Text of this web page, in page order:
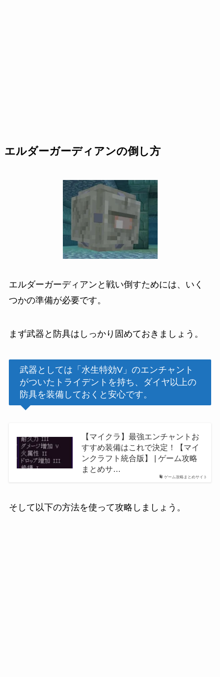
エルダーガーディアンの倒し方
エルダーガーディアンと戦い倒すためには、いく
つかの準備が必要です。
まず武器と防具はしっかり固めておきましょう。
武器としては「水生特効V」のエンチャント
がついたトライデントを持ち、ダイヤ以上の
防具を装備しておくと安心です。
ゲーム攻略まとめサイト
【マイクラ】最強エンチャントお
すすめ装備はこれで決定！【マイ
ンクラフト統合版】 | ゲーム攻略
まとめサ…
そして以下の方法を使って攻略しましょう。